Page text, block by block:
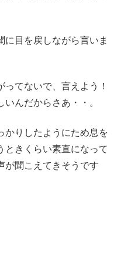
に目を戻しながら言いま
てないで、言えよう！
んだからさあ・・。
かりしたようにため息を
ときくらい素直になって
が聞こえてきそうです